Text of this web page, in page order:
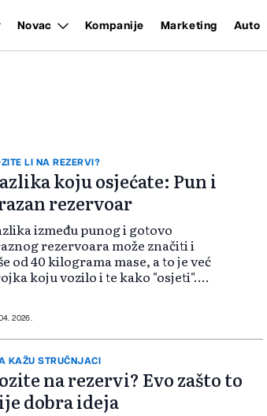
Novac Kompanije Marketing Auto
LI NA REZERVI?
koju osjećate: Pun i
rezervoar
između punog i gotovo
rezervoara može značiti i
od 40 kilograma mase, a to je već
koju vozilo i te kako "osjeti".
45 kilograma kada je p...
2026.
KAŽU STRUČNJACI
na rezervi? Evo zašto to
dobra ideja